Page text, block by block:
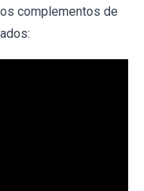
complementos de